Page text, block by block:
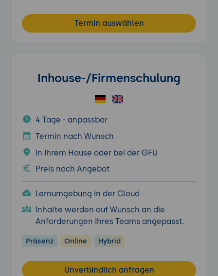
Termin auswählen
Inhouse-/Firmenschulung
4 Tage - anpassbar
Termin nach Wunsch
In Ihrem Hause oder bei der GFU
Preis nach Angebot
Lernumgebung in der Cloud
Inhalte werden auf Wunsch an die
Anforderungen Ihres Teams angepasst.
Präsenz Online Hybrid
Unverbindlich anfragen